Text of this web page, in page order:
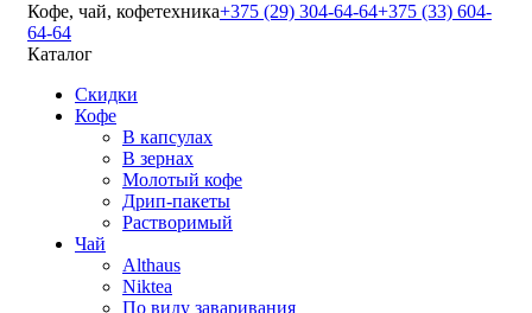
Кофе, чай, кофетехника+375 (29) 304-64-64+375 (33) 604-
64-64
Каталог
Скидки
Кофе
В капсулах
В зернах
Молотый кофе
Дрип-пакеты
Растворимый
Чай
Althaus
Niktea
По виду заваривания